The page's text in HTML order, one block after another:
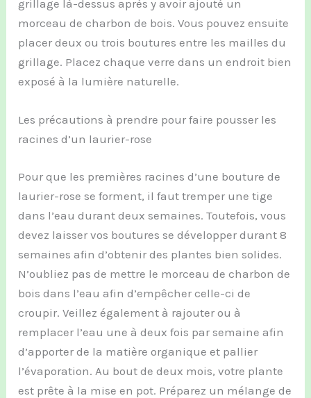
grillage là-dessus après y avoir ajouté un
morceau de charbon de bois. Vous pouvez ensuite
placer deux ou trois boutures entre les mailles du
grillage. Placez chaque verre dans un endroit bien
exposé à la lumière naturelle.
Les précautions à prendre pour faire pousser les
racines d’un laurier-rose
Pour que les premières racines d’une bouture de
laurier-rose se forment, il faut tremper une tige
dans l’eau durant deux semaines. Toutefois, vous
devez laisser vos boutures se développer durant 8
semaines afin d’obtenir des plantes bien solides.
N’oubliez pas de mettre le morceau de charbon de
bois dans l’eau afin d’empêcher celle-ci de
croupir. Veillez également à rajouter ou à
remplacer l’eau une à deux fois par semaine afin
d’apporter de la matière organique et pallier
l’évaporation. Au bout de deux mois, votre plante
est prête à la mise en pot. Préparez un mélange de